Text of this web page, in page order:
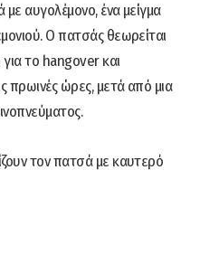
αυγολέμονο, ένα μείγμα
Ο πατσάς θεωρείται
το hangover και
πρωινές ώρες, μετά από μια
τον πατσά με καυτερό